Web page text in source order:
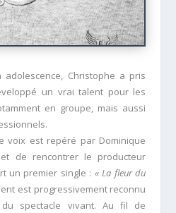
Christophe a pris
un vrai talent pour les
en groupe, mais aussi
voix est repéré par Dominique
de rencontrer le producteur
un premier single : « La fleur du
est progressivement reconnu
spectacle vivant. Au fil de